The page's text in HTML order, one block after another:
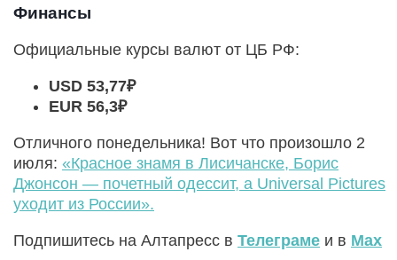
Финансы
Официальные курсы валют от ЦБ РФ:
USD 53,77₽
EUR 56,3₽
Отличного понедельника! Вот что произошло 2
июля: «Красное знамя в Лисичанске, Борис
Джонсон — почетный одессит, а Universal Pictures
уходит из России».
Подпишитесь на Алтапресс в Телеграме и в Max